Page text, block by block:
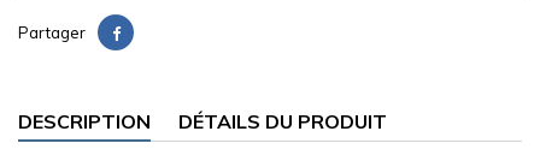
Partager
DESCRIPTION DÉTAILS DU PRODUIT